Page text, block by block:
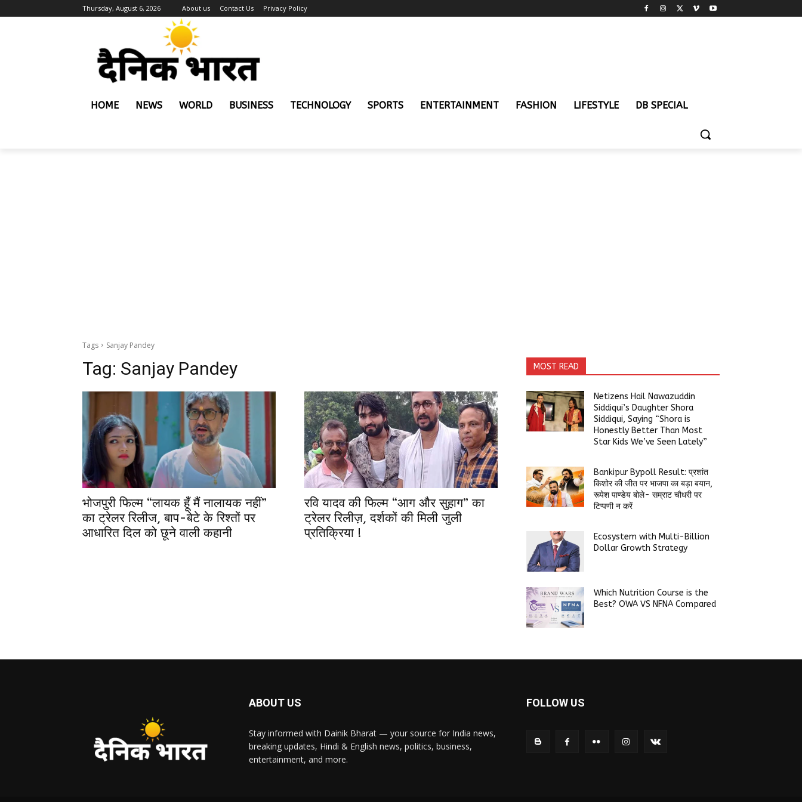
Thursday, August 6, 2026 About us Contact Us Privacy Policy
HOME NEWS WORLD BUSINESS TECHNOLOGY SPORTS ENTERTAINMENT FASHION LIFESTYLE DB SPECIAL
Tags Sanjay Pandey
Tag: Sanjay Pandey
भोजपुरी फिल्म “लायक हूँ मैं नालायक नहीं”
का ट्रेलर रिलीज, बाप-बेटे के रिश्तों पर
आधारित दिल को छूने वाली कहानी
रवि यादव की फिल्म “आग और सुहाग” का
ट्रेलर रिलीज़, दर्शकों की मिली जुली
प्रतिक्रिया !
MOST READ
Netizens Hail Nawazuddin
Siddiqui’s Daughter Shora
Siddiqui, Saying “Shora is
Honestly Better Than Most
Star Kids We’ve Seen Lately”
Bankipur Bypoll Result: प्रशांत
किशोर की जीत पर भाजपा का बड़ा बयान,
रूपेश पाण्डेय बोले- सम्राट चौधरी पर
टिप्पणी न करें
Ecosystem with Multi-Billion
Dollar Growth Strategy
Which Nutrition Course is the
Best? OWA VS NFNA Compared
ABOUT US
Stay informed with Dainik Bharat — your source for India news,
breaking updates, Hindi & English news, politics, business,
entertainment, and more.
FOLLOW US